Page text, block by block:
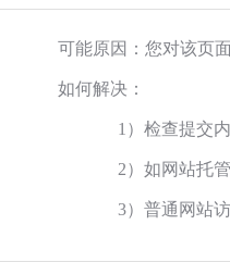
可能原因：您对该页
如何解决：
1）检查提交
2）如网站托
3）普通网站